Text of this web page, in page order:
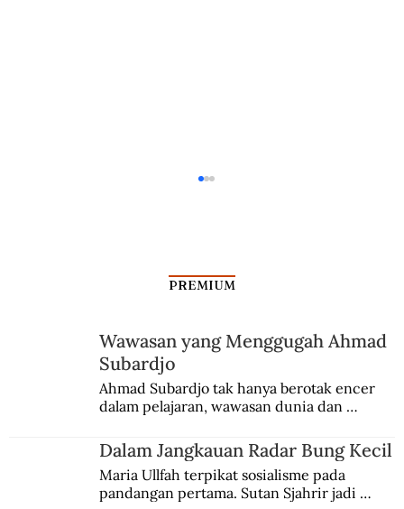
Perdana Menteri Piet de Jong dan Nota
Ekses Belanda
PREMIUM
Wawasan yang Menggugah Ahmad
Subardjo
Ahmad Subardjo tak hanya berotak encer
dalam pelajaran, wawasan dunia dan
Jules Verne, Multatuli, hingga Sun Yat-sen.
Dalam Jangkauan Radar Bung Kecil
Maria Ullfah terpikat sosialisme pada
pandangan pertama. Sutan Sjahrir jadi